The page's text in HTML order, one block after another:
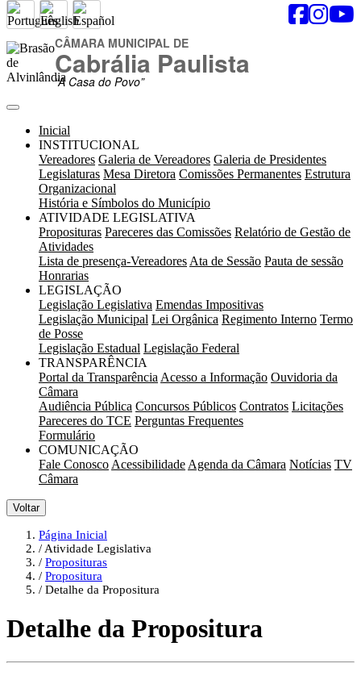
CÂMARA MUNICIPAL DE
Cabrália Paulista
“A Casa do Povo”
Inicial
INSTITUCIONAL
Vereadores Galeria de Vereadores Galeria de Presidentes
Legislaturas Mesa Diretora Comissões Permanentes Estrutura
Organizacional
História e Símbolos do Município
ATIVIDADE LEGISLATIVA
Proposituras Pareceres das Comissões Relatório de Gestão de
Atividades
Lista de presença-Vereadores Ata de Sessão Pauta de sessão
Honrarias
LEGISLAÇÃO
Legislação Legislativa Emendas Impositivas
Legislação Municipal Lei Orgânica Regimento Interno Termo
de Posse
Legislação Estadual Legislação Federal
TRANSPARÊNCIA
Portal da Transparência Acesso a Informação Ouvidoria da
Câmara
Audiência Pública Concursos Públicos Contratos Licitações
Pareceres do TCE Perguntas Frequentes
Formulário
COMUNICAÇÃO
Fale Conosco Acessibilidade Agenda da Câmara Notícias TV
Câmara
Voltar
Página Inicial
Atividade Legislativa
Proposituras
Propositura
Detalhe da Propositura
Detalhe da Propositura